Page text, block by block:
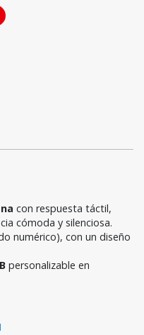
con respuesta táctil,
cómoda y silenciosa.
numérico), con un diseño
personalizable en